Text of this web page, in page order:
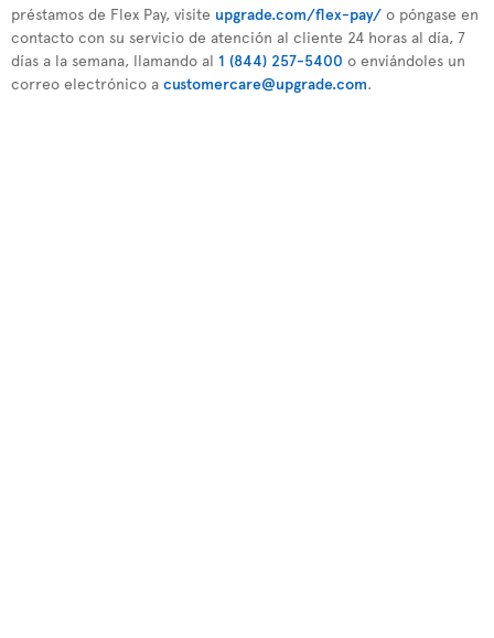
préstamos de Flex Pay, visite upgrade.com/flex-pay/ o póngase en
contacto con su servicio de atención al cliente 24 horas al día, 7
días a la semana, llamando al 1 (844) 257-5400 o enviándoles un
correo electrónico a customercare@upgrade.com.